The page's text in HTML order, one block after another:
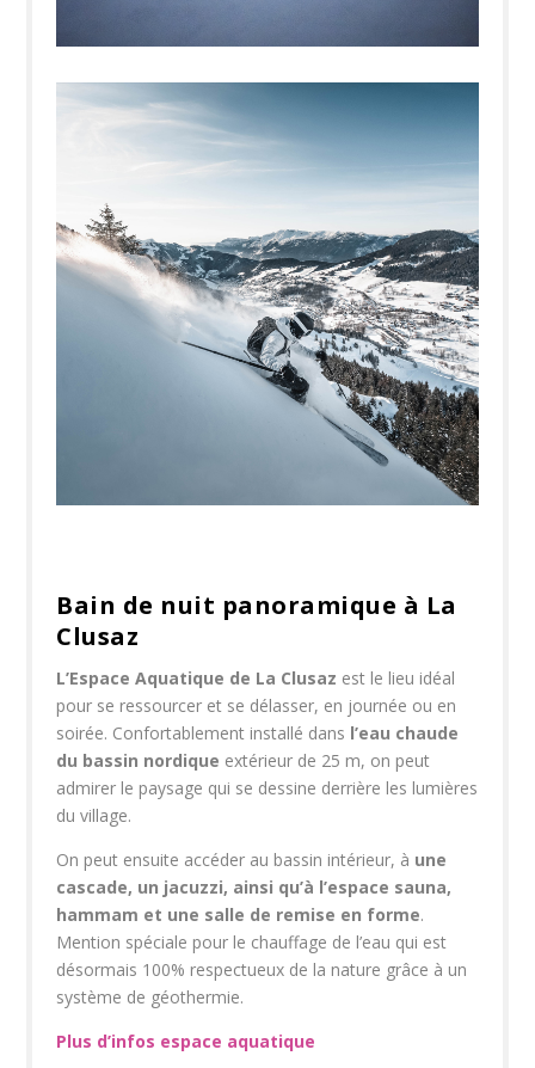
Bain de nuit panoramique à La
Clusaz
L’Espace Aquatique de La Clusaz est le lieu idéal
pour se ressourcer et se délasser, en journée ou en
soirée. Confortablement installé dans l’eau chaude
du bassin nordique extérieur de 25 m, on peut
admirer le paysage qui se dessine derrière les lumières
du village.
On peut ensuite accéder au bassin intérieur, à une
cascade, un jacuzzi, ainsi qu’à l’espace sauna,
hammam et une salle de remise en forme.
Mention spéciale pour le chauffage de l’eau qui est
désormais 100% respectueux de la nature grâce à un
système de géothermie.
Plus d’infos espace aquatique